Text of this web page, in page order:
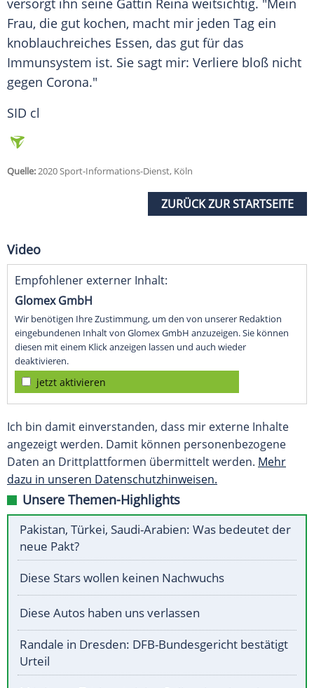
versorgt ihn seine Gattin Reina weitsichtig. "Mein
Frau, die gut kochen, macht mir jeden Tag ein
knoblauchreiches Essen, das gut für das
Immunsystem ist. Sie sagt mir: Verliere bloß nicht
gegen Corona."
SID cl
Quelle:2020 Sport-Informations-Dienst, Köln
ZURÜCK ZUR STARTSEITE
Video
Empfohlener externer Inhalt:
Glomex GmbH
Wir benötigen Ihre Zustimmung, um den von unserer Redaktion
eingebundenen Inhalt von Glomex GmbH anzuzeigen. Sie können
diesen mit einem Klick anzeigen lassen und auch wieder
deaktivieren.
jetzt aktivieren
Ich bin damit einverstanden, dass mir externe Inhalte
angezeigt werden. Damit können personenbezogene
Daten an Drittplattformen übermittelt werden. Mehr
dazu in unseren Datenschutzhinweisen.
Unsere Themen-Highlights
Pakistan, Türkei, Saudi-Arabien: Was bedeutet der
neue Pakt?
Diese Stars wollen keinen Nachwuchs
Diese Autos haben uns verlassen
Randale in Dresden: DFB-Bundesgericht bestätigt
Urteil